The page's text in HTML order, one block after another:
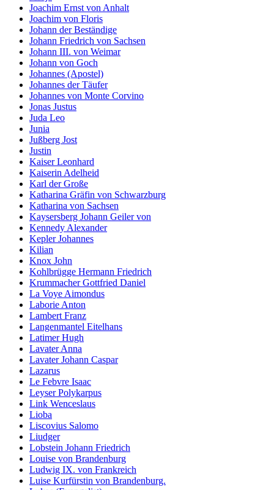
Joachim Ernst von Anhalt
Joachim von Floris
Johann der Beständige
Johann Friedrich von Sachsen
Johann III. von Weimar
Johann von Goch
Johannes (Apostel)
Johannes der Täufer
Johannes von Monte Corvino
Jonas Justus
Juda Leo
Junia
Jußberg Jost
Justin
Kaiser Leonhard
Kaiserin Adelheid
Karl der Große
Katharina Gräfin von Schwarzburg
Katharina von Sachsen
Kaysersberg Johann Geiler von
Kennedy Alexander
Kepler Johannes
Kilian
Knox John
Kohlbrügge Hermann Friedrich
Krummacher Gottfried Daniel
La Voye Aimondus
Laborie Anton
Lambert Franz
Langenmantel Eitelhans
Latimer Hugh
Lavater Anna
Lavater Johann Caspar
Lazarus
Le Febvre Isaac
Leyser Polykarpus
Link Wenceslaus
Lioba
Liscovius Salomo
Liudger
Lobstein Johann Friedrich
Louise von Brandenburg
Ludwig IX. von Frankreich
Luise Kurfürstin von Brandenburg.